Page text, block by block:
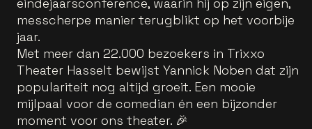
messcherpe manier terugblikt op het voorbije
jaar.
Met meer dan 22.000 bezoekers in Trixxo
Theater Hasselt bewijst Yannick Noben dat zijn
populariteit nog altijd groeit. Een mooie
mijlpaal voor de comedian én een bijzonder
moment voor ons theater. 🎉